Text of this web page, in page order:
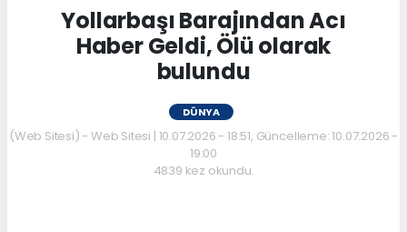
Yollarbaşı Barajından Acı
Haber Geldi, Ölü olarak
bulundu
DÜNYA
(Web Sitesi) - Web Sitesi | 10.07.2026 - 18:51, Güncelleme: 10.07.2026 -
19:00
4839 kez okundu.